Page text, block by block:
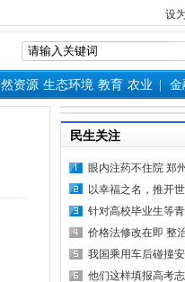
设
然资源 生态环境 教育 农业 金
民生关注
眼内注药不住院 郑
以幸福之名，推开
针对高校毕业生等
价格法修改在即 整
我国乘用车后碰撞
他们这样填报高